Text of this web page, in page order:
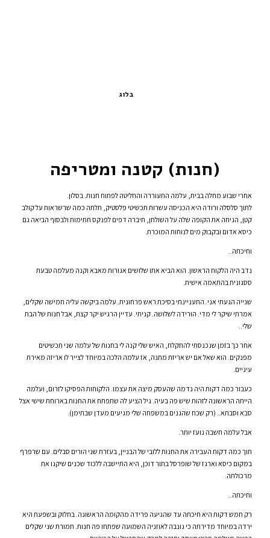
בלוג
(חנות) קטנה ומטריפה
אחרי שבוע מחלה בבית, עלמה התעוררה והחליטה לפתוח חנות. בסלון.
לתוך סלסלה ורודה היא הכניסה עשרות תכשיטי פלסטיק, תלתה כמה שרשראות על קולב
קטן, הניחה את הקופה שלה על השולחן, חיברה דפים לפנקס חתימות ולבסוף הביאה גם
כיסא אדום ובקבוק מים לנוחות המוכרת.
וחיכתה..
נדב היה הלקוח הראשון. הוא הביא אתו שלושים אגורות מאבא וקנה מעלמה טבעת
ססגונית בהתאמה אישית.
שנייה הגעתי אני. התעניינתי בסיכת ראש פרחונית. עלמה ביקשה עליה חמישה שקלים,
אמרתי שיקר לי מדי. הורידה לשלושה. קניתי. עדיין הרגיש יקר קצת, אבל חנות של הבת
שלי..
אחר כך בזמן שנכנסתי להתקלח, האיש שלי קנה לי בחנות של עלמה שני תכשיטים
מפנקים. הוא שאל אם יש אריזת מתנה, אז עלמה הלכה במיוחד לצייר לו אריזה מאירת
עיניים.
כעבור כמה דקות היה נדמה שהעסק מיצה את עצמו. הלקוחות הפסיקו לזרום, ועלמה
הייתה הראשונה לזהות שיש פה בעיה. גיל הציע לה שתפתח את החנות בארוחת שישי אצל
סבא וסבתא.. (רק שכח שהגנים במשפחה שלי מגיעים מעדן שבתימן).
אבל עלמה חשבה נועז יותר.
תוך כמה דקות העבירה את החנות ללובי של הבניין, בעזרת שני הורים סבלים. עם שרפרף
במקום כיסא וארגז של שופרסל בתור דוכן, היא התיישבה ללכוד שכנים שיקנו את
מרכולתה.
וחיכתה..
רק חמש דקות היא חיכתה עד שהגיעה פרידה מהקומה הראשונה. בחלוק ובשפעת היא
ירדה במיוחד מדירתה כי גונבה לאוזניה השמועה שפתחו פה חנות. תמורת שני שקלים